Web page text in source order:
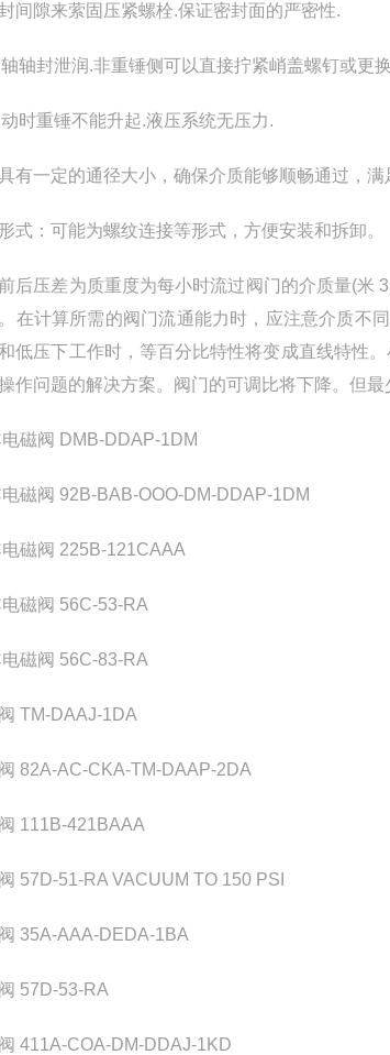
间隙来萦固压紧螺栓.保证密封面的严密性.
轴封泄润.非重锤侧可以直接拧紧峭盖螺钉或更
时重锤不能升起.液压系统无压力.
有一定的通径大小，确保介质能够顺畅通过，满
式：可能为螺纹连接等形式，方便安装和拆卸。
后压差为质重度为每小时流过阀门的介质量(米
在计算所需的阀门流通能力时，应注意介质不
低压下工作时，等百分比特性将变成直线特性
作问题的解决方案。阀门的可调比将下降。但
磁阀 DMB-DDAP-1DM
磁阀 92B-BAB-OOO-DM-DDAP-1DM
磁阀 225B-121CAAA
磁阀 56C-53-RA
磁阀 56C-83-RA
TM-DAAJ-1DA
82A-AC-CKA-TM-DAAP-2DA
111B-421BAAA
57D-51-RA VACUUM TO 150 PSI
35A-AAA-DEDA-1BA
57D-53-RA
411A-COA-DM-DDAJ-1KD